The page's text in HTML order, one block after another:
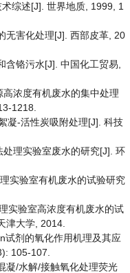
综述[J]. 世界地质, 1999, 1
无害化处理[J]. 西部皮革, 20
含铬污水[J]. 中国化工贸易,
浓度有机废水的集中处理
1218.
凝-活性炭吸附处理[J]. 科技
理实验室废水的研究[J]. 环
实验室有机废水的试验研究
实验室高浓度有机废水的试
津大学, 2014.
试剂的氧化作用机理及其应
105-107.
凝/水解/接触氧化处理荧光